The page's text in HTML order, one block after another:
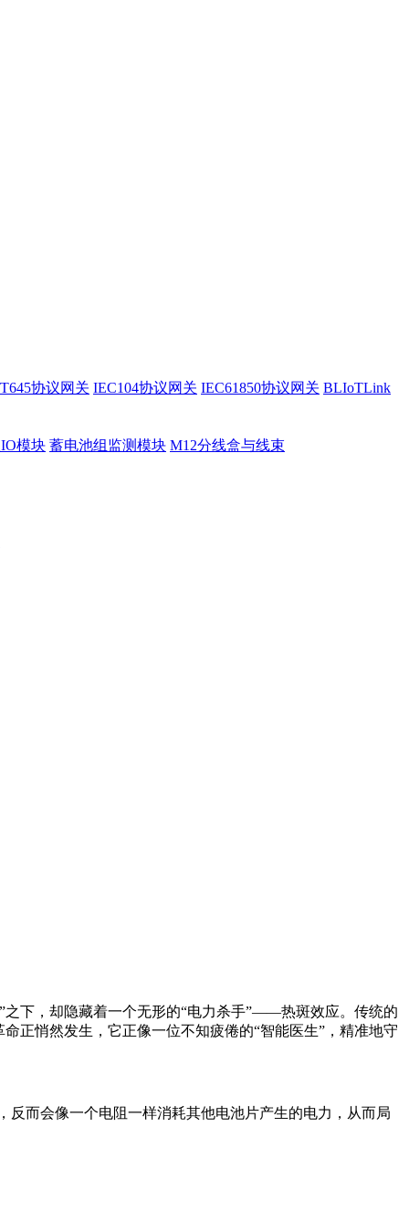
协议网关 IEC104协议网关 IEC61850协议网关 BLIoTLink
模块 蓄电池组监测模块 M12分线盒与线束
之下，却隐藏着一个无形的“电力杀手”——热斑效应。传统的
正悄然发生，它正像一位不知疲倦的“智能医生”，精准地守
反而会像一个电阻一样消耗其他电池片产生的电力，从而局